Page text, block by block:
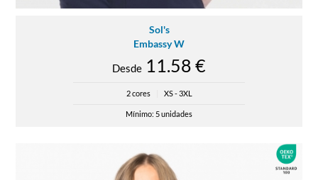
Sol's
Embassy W
Desde 11.58 €
2 cores XS - 3XL
Mínimo: 5 unidades